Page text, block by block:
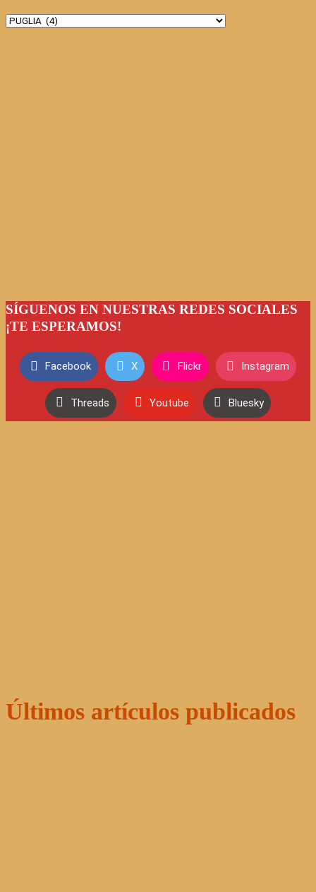
Categorías
SÍGUENOS EN NUESTRAS REDES SOCIALES
¡TE ESPERAMOS!
Facebook X Flickr Instagram
Threads Youtube Bluesky
Últimos artículos publicados